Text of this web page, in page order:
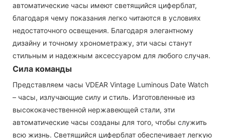
автоматические часы имеют светящийся циферблат,
благодаря чему показания легко читаются в условиях
недостаточного освещения. Благодаря элегантному
дизайну и точному хронометражу, эти часы станут
стильным и надежным аксессуаром для любого случая.
Сила команды
Представляем часы VDEAR Vintage Luminous Date Watch
– часы, излучающие силу и стиль. Изготовленные из
высококачественной нержавеющей стали, эти
автоматические часы созданы для того, чтобы служить
всю жизнь. Светящийся циферблат обеспечивает легкую